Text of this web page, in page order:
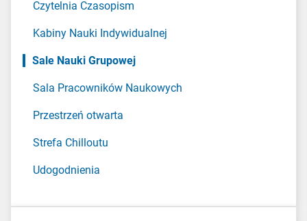
Czytelnia Czasopism
Kabiny Nauki Indywidualnej
Sale Nauki Grupowej
Sala Pracowników Naukowych
Przestrzeń otwarta
Strefa Chilloutu
Udogodnienia